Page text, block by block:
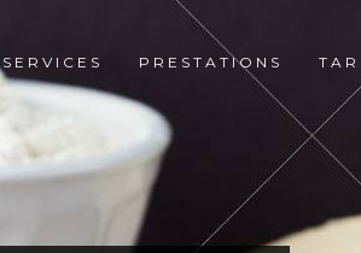
PRESTATIONS